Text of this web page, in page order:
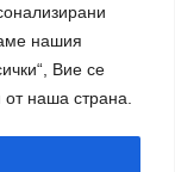
нашия
Вие се
от наша страна.
ще
реда на